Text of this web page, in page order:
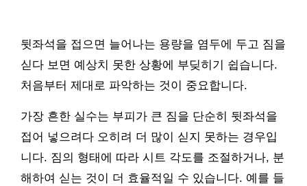
뒷좌석을 접으면 늘어나는 용량을 염두에 두고 짐을
싣다 보면 예상치 못한 상황에 부딪히기 쉽습니다.
처음부터 제대로 파악하는 것이 중요합니다.
가장 흔한 실수는 부피가 큰 짐을 단순히 뒷좌석을
접어 넣으려다 오히려 더 많이 싣지 못하는 경우입
니다. 짐의 형태에 따라 시트 각도를 조절하거나, 분
해하여 싣는 것이 더 효율적일 수 있습니다. 예를 들